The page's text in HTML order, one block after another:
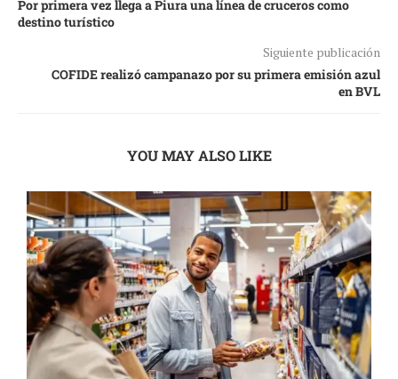
Por primera vez llega a Piura una línea de cruceros como
destino turístico
Siguiente publicación
COFIDE realizó campanazo por su primera emisión azul
en BVL
YOU MAY ALSO LIKE